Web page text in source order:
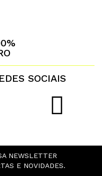
SOCIAIS
NEWSLETTER
E NOVIDADES.